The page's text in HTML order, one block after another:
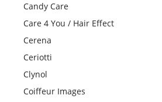
Candy Care
Care 4 You / Hair Effect
Cerena
Ceriotti
Clynol
Coiffeur Images